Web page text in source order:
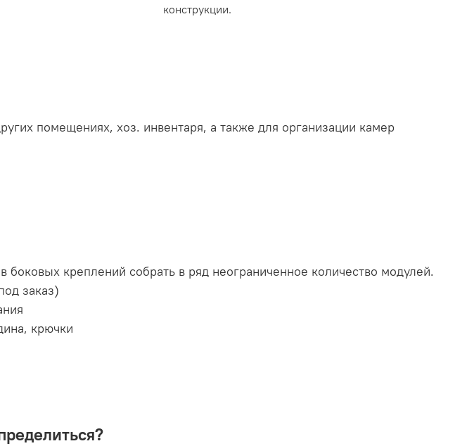
конструкции.
помещениях, хоз. инвентаря, а также для организации камер
креплений собрать в ряд неограниченное количество модулей.
заказ)
крючки